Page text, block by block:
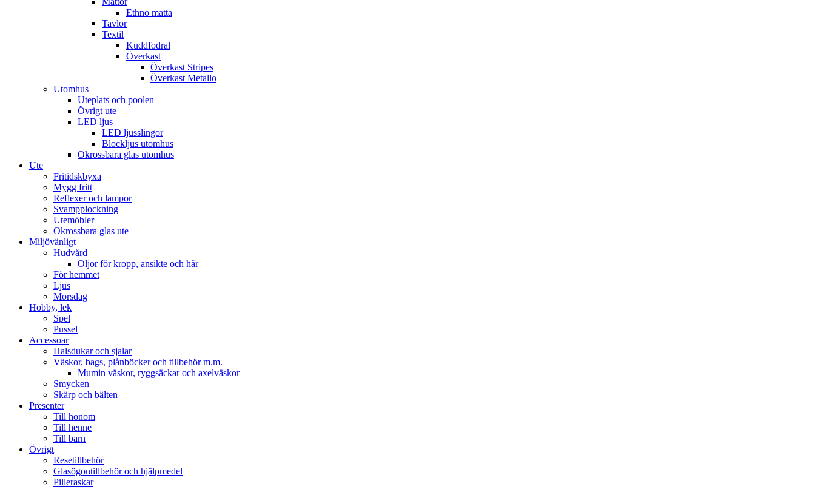
Ethno matta
Tavlor
Textil
Kuddfodral
Överkast
Överkast Stripes
Överkast Metallo
Utomhus
Uteplats och poolen
Övrigt ute
LED ljus
LED ljusslingor
Blockljus utomhus
Okrossbara glas utomhus
Ute
Fritidskbyxa
Mygg fritt
Reflexer och lampor
Svampplockning
Utemöbler
Okrossbara glas ute
Miljövänligt
Hudvård
Oljor för kropp, ansikte och hår
För hemmet
Ljus
Morsdag
Hobby, lek
Spel
Pussel
Accessoar
Halsdukar och sjalar
Väskor, bags, plånböcker och tillbehör m.m.
Mumin väskor, ryggsäckar och axelväskor
Smycken
Skärp och bälten
Presenter
Till honom
Till henne
Till barn
Övrigt
Resetillbehör
Glasögontillbehör och hjälpmedel
Pilleraskar